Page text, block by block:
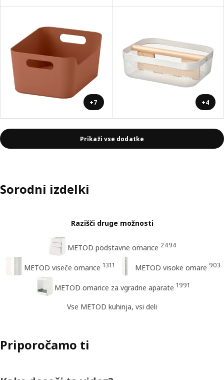
+7 +4
Prikaži vse dodatke
Sorodni izdelki
Razišči druge možnosti
METOD podstavne omarice 2494
METOD viseče omarice 1311 METOD visoke omare 903
METOD omarice za vgradne aparate 1991
Vse METOD kuhinja, vsi deli
Priporočamo ti